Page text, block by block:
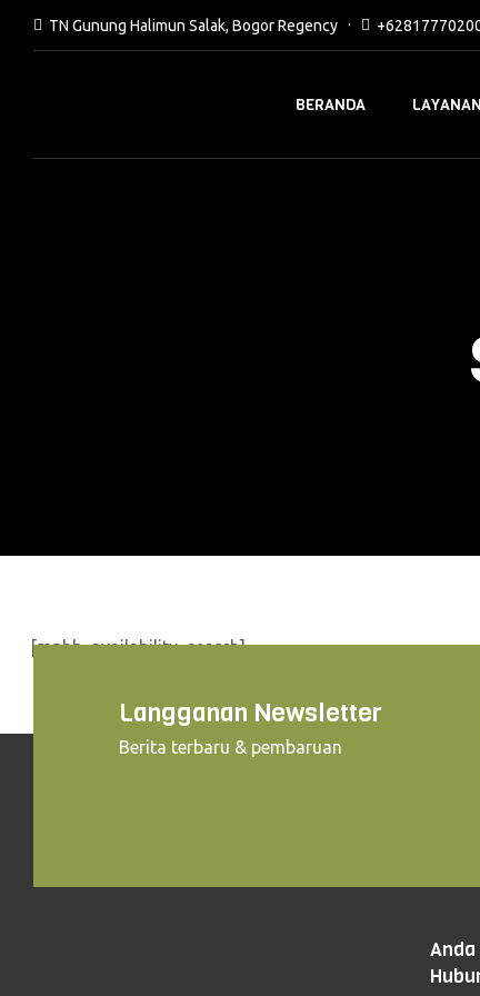
TN Gunung Halimun Salak, Bogor Regency
BERANDA LAYANAN
[mphb_availability_search]
Langganan Newsletter
Berita terbaru & pembaruan